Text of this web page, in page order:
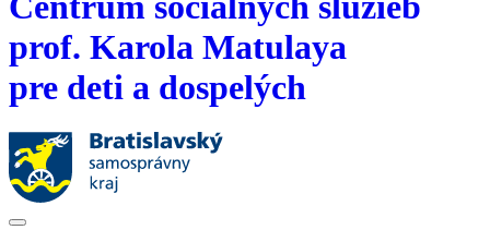
prof. Karola Matulaya
pre deti a dospelých